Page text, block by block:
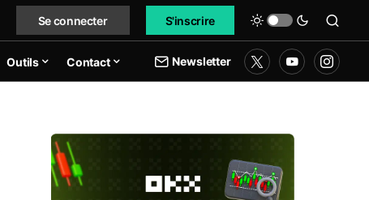
Se connecter S'inscrire
Outils Contact Newsletter